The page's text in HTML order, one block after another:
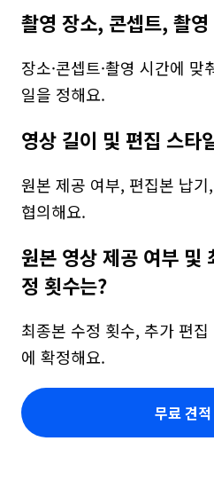
촬영 장소, 콘셉트, 촬
장소·콘셉트·촬영 시간에
일을 정해요.
영상 길이 및 편집 스타
원본 제공 여부, 편집본 납
협의해요.
원본 영상 제공 여부 및
정 횟수는?
최종본 수정 횟수, 추가 편
에 확정해요.
무료 견